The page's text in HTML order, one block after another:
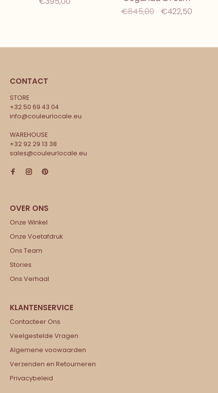
€845,00
€422,50
CONTACT
STORE
+32 50 69 43 04
info@couleurlocale.eu
WAREHOUSE
+32 92 29 13 38
sales@couleurlocale.eu
Onze Winkel
Onze Voetafdruk
Ons Team
Stories
Ons Verhaal
Contacteer Ons
Veelgestelde Vragen
Algemene voowaarden
Verzenden en Retourneren
Privacybeleid